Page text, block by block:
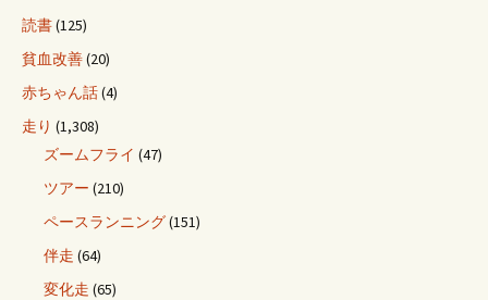
読書(125)
貧血改善(20)
赤ちゃん話(4)
走り (1,308)
ズームフライ (47)
ツアー (210)
ペースランニング(151)
伴走 (64)
変化走 (65)